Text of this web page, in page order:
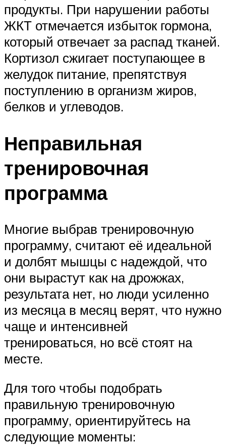
продукты. При нарушении работы
ЖКТ отмечается избыток гормона,
который отвечает за распад тканей.
Кортизол сжигает поступающее в
желудок питание, препятствуя
поступлению в организм жиров,
белков и углеводов.
Неправильная
тренировочная
программа
Многие выбрав тренировочную
программу, считают её идеальной
и долбят мышцы с надеждой, что
они вырастут как на дрожжах,
результата нет, но люди усиленно
из месяца в месяц верят, что нужно
чаще и интенсивней
тренироваться, но всё стоят на
месте.
Для того чтобы подобрать
правильную тренировочную
программу, ориентируйтесь на
следующие моменты: